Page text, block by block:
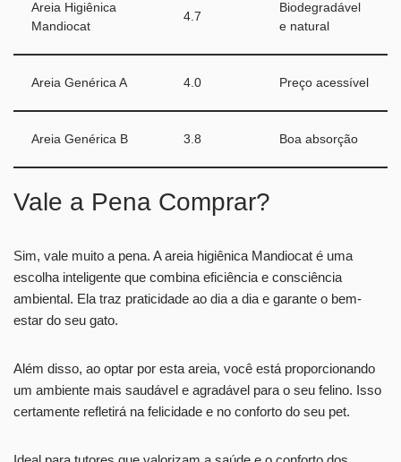
Areia Higiênica
Mandiocat
4.7
Biodegradável
e natural
Areia Genérica A 4.0 Preço acessível
Areia Genérica B 3.8 Boa absorção
Vale a Pena Comprar?
Sim, vale muito a pena. A areia higiênica Mandiocat é uma
escolha inteligente que combina eficiência e consciência
ambiental. Ela traz praticidade ao dia a dia e garante o bem-
estar do seu gato.
Além disso, ao optar por esta areia, você está proporcionando
um ambiente mais saudável e agradável para o seu felino. Isso
certamente refletirá na felicidade e no conforto do seu pet.